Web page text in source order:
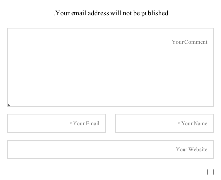
Your email address will not be published.